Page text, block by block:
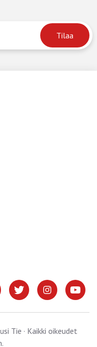
Tie · Kaikki oikeudet